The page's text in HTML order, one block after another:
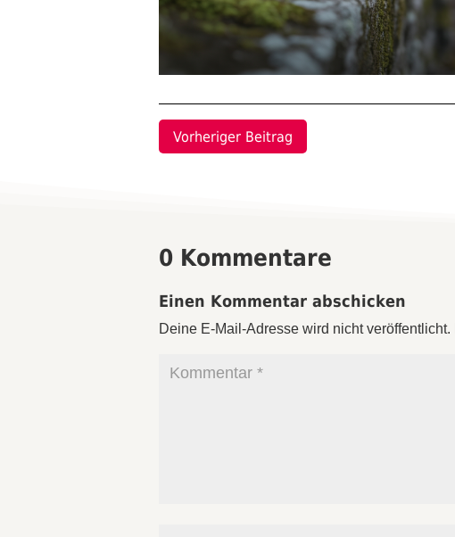
Vorheriger Beitrag
0 Kommentare
Einen Kommentar abschicken
Deine E-Mail-Adresse wird nicht veröffentlicht.